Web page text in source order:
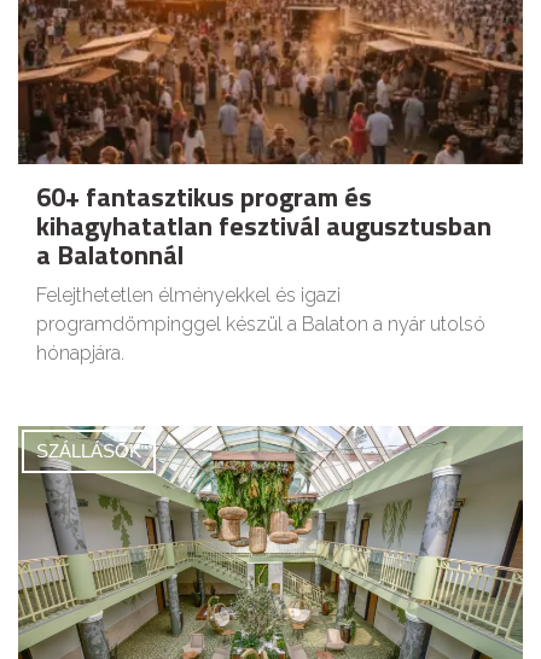
60+ fantasztikus program és
kihagyhatatlan fesztivál augusztusban
a Balatonnál
Felejthetetlen élményekkel és igazi
programdömpinggel készül a Balaton a nyár utolsó
hónapjára.
SZÁLLÁSOK